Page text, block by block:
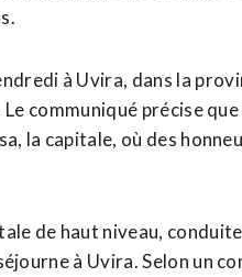
à Uvira, dans la
communiqué précise que
la capitale, où des
de haut niveau,
à Uvira. Selon un